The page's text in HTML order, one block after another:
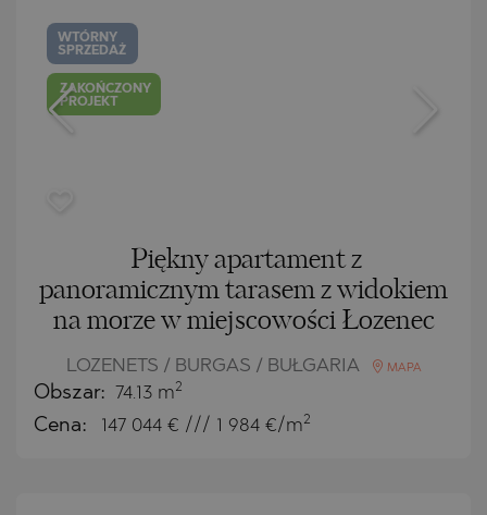
WTÓRNY
SPRZEDAŻ
ZAKOŃCZONY
PROJEKT
Piękny apartament z
panoramicznym tarasem z widokiem
na morze w miejscowości Łozenec
LOZENETS / BURGAS / BUŁGARIA MAPA
Obszar: 74.13 m2
Cena: 147 044 € /// 1 984 €/m2